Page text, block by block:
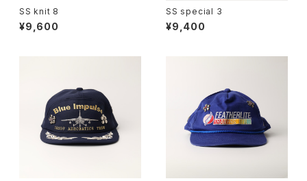
SS knit 8
¥9,600
SS special 3
¥9,400